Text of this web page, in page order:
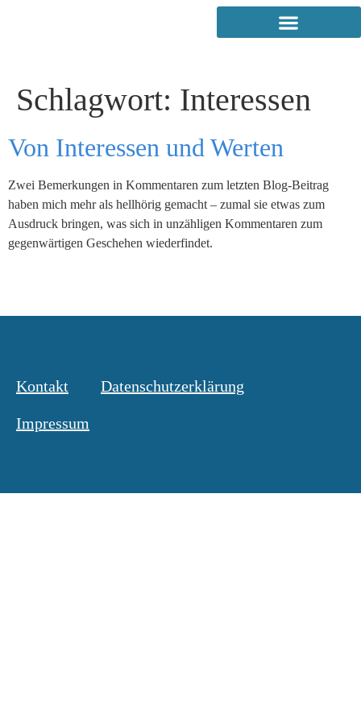
Schlagwort: Interessen
Von Interessen und Werten
Zwei Bemerkungen in Kommentaren zum letzten Blog-Beitrag
haben mich mehr als hellhörig gemacht – zumal sie etwas zum
Ausdruck bringen, was sich in unzähligen Kommentaren zum
gegenwärtigen Geschehen wiederfindet.
Kontakt Datenschutzerklärung
Impressum